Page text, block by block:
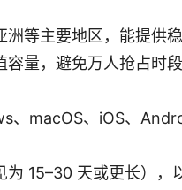
等主要地区，能提供
量，避免万人抢占时段
macOS、iOS、
15–30 天或更长），